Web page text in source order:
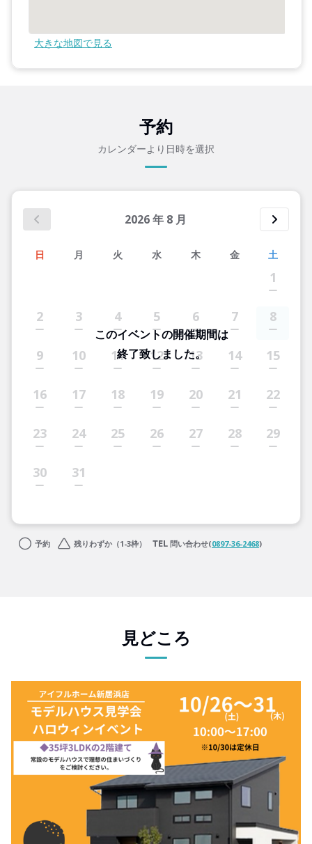
大きな地図で見る
予約
カレンダーより日時を選択
2026年 8 月
日 月 火 水 木 金 土
1
2 3 4 5 6 7 8
9 10 11 12 13 14 15
16 17 18 19 20 21 22
23 24 25 26 27 28 29
30 31
このイベントの開催期間は
終了致しました。
予約 残りわずか（1-3枠） 問い合わせ(0897-36-2468)
見どころ